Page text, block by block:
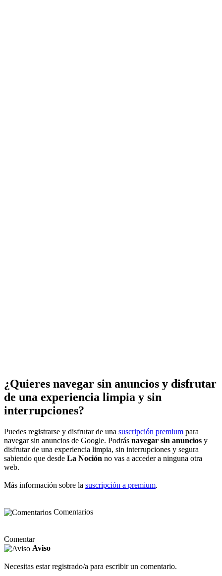
¿Quieres navegar sin anuncios y disfrutar
de una experiencia limpia y sin
interrupciones?
Puedes registrarse y disfrutar de una suscripción premium para
navegar sin anuncios de Google. Podrás navegar sin anuncios y
disfrutar de una experiencia limpia, sin interrupciones y segura
sabiendo que desde La Noción no vas a acceder a ninguna otra
web.
Más información sobre la suscripción a premium.
Comentarios
Comentar
Aviso
Necesitas estar registrado/a para escribir un comentario.